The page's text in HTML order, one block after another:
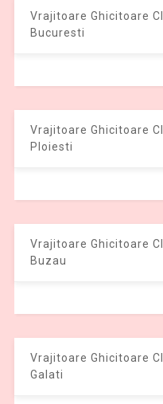
Vrajitoare Ghicitoare
Bucuresti
Vrajitoare Ghicitoare
Ploiesti
Vrajitoare Ghicitoare
Buzau
Vrajitoare Ghicitoare
Galati